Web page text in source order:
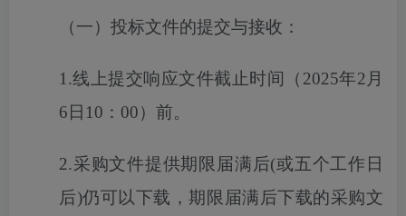
（一）投标文件的提交与接收：
1.线上提交响应文件截止时间（2025年2月
6日10：00）前。
2.采购文件提供期限届满后(或五个工作日
后)仍可以下载，期限届满后下载的采购文